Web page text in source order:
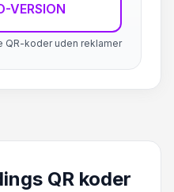
VERSION
QR-koder uden reklamer
QR koder